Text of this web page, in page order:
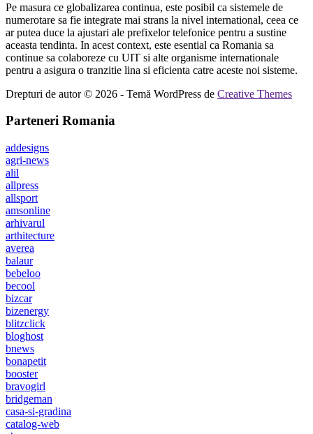
Pe masura ce globalizarea continua, este posibil ca sistemele de
numerotare sa fie integrate mai strans la nivel international, ceea ce
ar putea duce la ajustari ale prefixelor telefonice pentru a sustine
aceasta tendinta. In acest context, este esential ca Romania sa
continue sa colaboreze cu UIT si alte organisme internationale
pentru a asigura o tranzitie lina si eficienta catre aceste noi sisteme.
Drepturi de autor © 2026 - Temă WordPress de Creative Themes
Parteneri Romania
addesigns
agri-news
alil
allpress
allsport
amsonline
arhivarul
arthitecture
averea
balaur
bebeloo
becool
bizcar
bizenergy
blitzclick
bloghost
bnews
bonapetit
booster
bravogirl
bridgeman
casa-si-gradina
catalog-web